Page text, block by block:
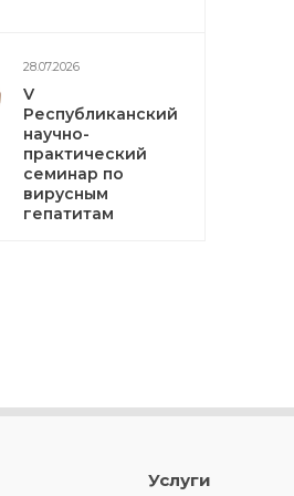
28.07.2026
V
Республиканский
научно-
практический
семинар по
вирусным
гепатитам
Услуги